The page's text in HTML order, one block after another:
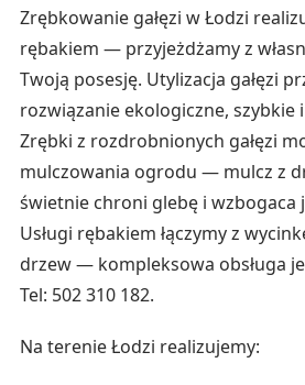
Zrębkowanie gałęzi w Łodzi
rębakiem — przyjeżdżamy z
Twoją posesję. Utylizacja gałęzi
rozwiązanie ekologiczne, szybkie
Zrębki z rozdrobnionych gałęzi
mulczowania ogrodu — mulcz z
świetnie chroni glebę i wzbogaca
Usługi rębakiem łączymy z
drzew — kompleksowa obsługa
Tel: 502 310 182.
Na terenie Łodzi realizujemy: